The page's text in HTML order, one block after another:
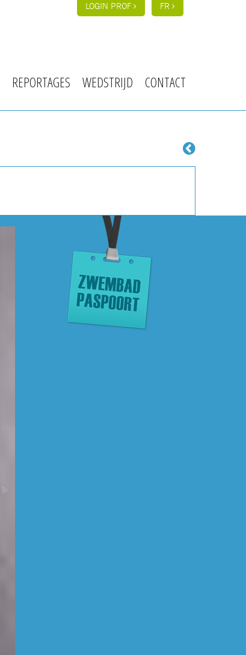
LOGIN PROF FR
REPORTAGES WEDSTRIJD CONTACT